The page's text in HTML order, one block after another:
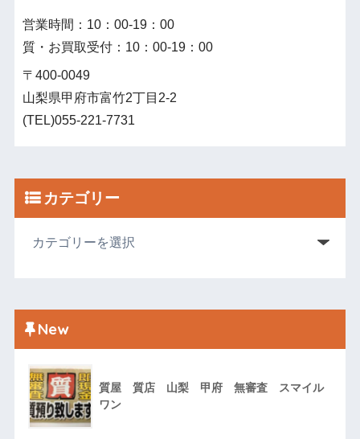
営業時間：10：00‐19：00
質・お買取受付：10：00‐19：00
〒400-0049
山梨県甲府市富竹2丁目2-2
(TEL)055-221-7731
カテゴリー
New
質屋 質店 山梨 甲府 無審査 スマイル
ワン